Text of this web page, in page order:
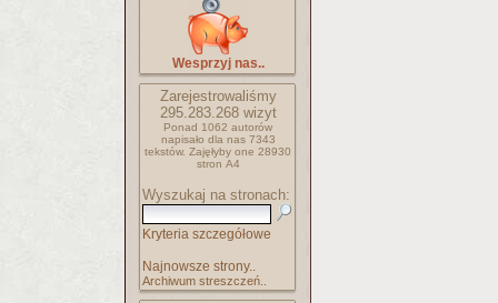
Wesprzyj nas..
Zarejestrowaliśmy
295.283.268wizyt
Ponad 1062 autorów
napisało dla nas 7343
tekstów. Zajęłyby one 28930
stron A4
Wyszukaj na stronach:
Kryteria szczegółowe
Najnowsze strony..
Archiwum streszczeń..